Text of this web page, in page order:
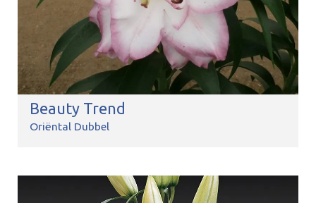
Beauty Trend
Oriëntal Dubbel